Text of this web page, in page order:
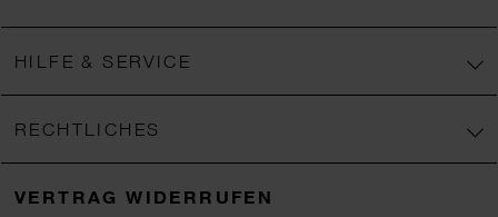
HILFE & SERVICE
RECHTLICHES
VERTRAG WIDERRUFEN